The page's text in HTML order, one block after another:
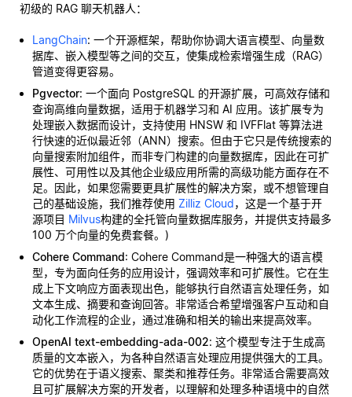
初级的 RAG 聊天机器人：
LangChain: 一个开源框架，帮助你协调大语言模型、向量数
据库、嵌入模型等之间的交互，使集成检索增强生成（RAG）
管道变得更容易。
Pgvector: 一个面向 PostgreSQL 的开源扩展，可高效存储和
查询高维向量数据，适用于机器学习和 AI 应用。该扩展专为
处理嵌入数据而设计，支持使用 HNSW 和 IVFFlat 等算法进
行快速的近似最近邻（ANN）搜索。但由于它只是传统搜索的
向量搜索附加组件，而非专门构建的向量数据库，因此在可扩
展性、可用性以及其他企业级应用所需的高级功能方面存在不
足。因此，如果您需要更具扩展性的解决方案，或不想管理自
己的基础设施，我们推荐使用 Zilliz Cloud，这是一个基于开
源项目 Milvus构建的全托管向量数据库服务，并提供支持最多
100 万个向量的免费套餐。)
Cohere Command: Cohere Command是一种强大的语言模
型，专为面向任务的应用设计，强调效率和可扩展性。它在生
成上下文响应方面表现出色，能够执行自然语言处理任务，如
文本生成、摘要和查询回答。非常适合希望增强客户互动和自
动化工作流程的企业，通过准确和相关的输出来提高效率。
OpenAI text-embedding-ada-002: 这个模型专注于生成高
质量的文本嵌入，为各种自然语言处理应用提供强大的工具。
它的优势在于语义搜索、聚类和推荐任务。非常适合需要高效
且可扩展解决方案的开发者，以理解和处理多种语境中的自然